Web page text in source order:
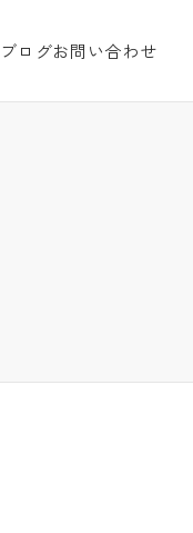
ブログお問い合わせ